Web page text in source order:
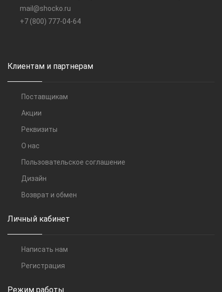
mail@shocko.ru
+7 (800) 777-04-64
Клиентам и партнерам
Поставщикам
Акции
Реквизиты
О нас
Пользовательское соглашение
Дизайн
Возврат и обмен
Личный кабинет
Написать нам
Регистрация
Режим работы